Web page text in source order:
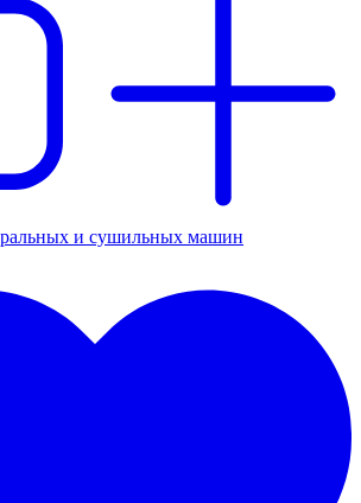
и сушильных машин